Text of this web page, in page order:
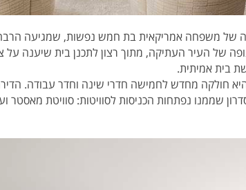
של משפחה אמריקאית בת חמש נפשות, שמגיעה
נופה של העיר העתיקה, מתוך רצון לתכנן בית שיענה
בית אמיתית.
מ"ר במפלס אחד, והיא חולקה מחדש לחמישה חדרי שינה וחדר
שממנו נפתחות הכניסות לסוויטות: סוויטת מאסטר